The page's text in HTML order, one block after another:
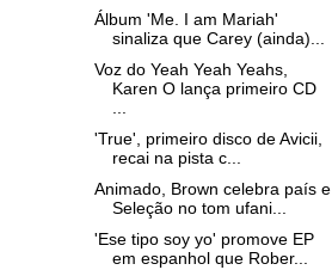
Álbum 'Me. I am Mariah'
sinaliza que Carey (ainda)...
Voz do Yeah Yeah Yeahs,
Karen O lança primeiro CD
'True', primeiro disco de Avicii,
recai na pista c...
Animado, Brown celebra país e
Seleção no tom ufani...
'Ese tipo soy yo' promove EP
em espanhol que Rober...